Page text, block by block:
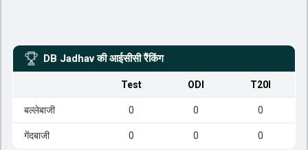
DB Jadhav की आईसीसी रैंकिंग
Test ODI T20I
बल्लेबाजी 0 0 0
गेंदबाजी 0 0 0